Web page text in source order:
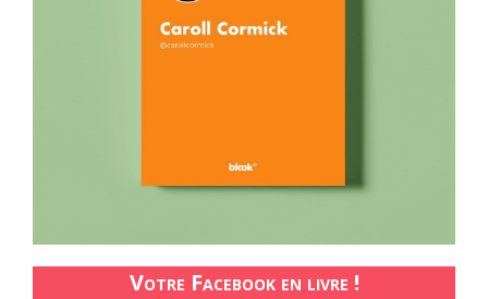
Votre Facebook en livre !